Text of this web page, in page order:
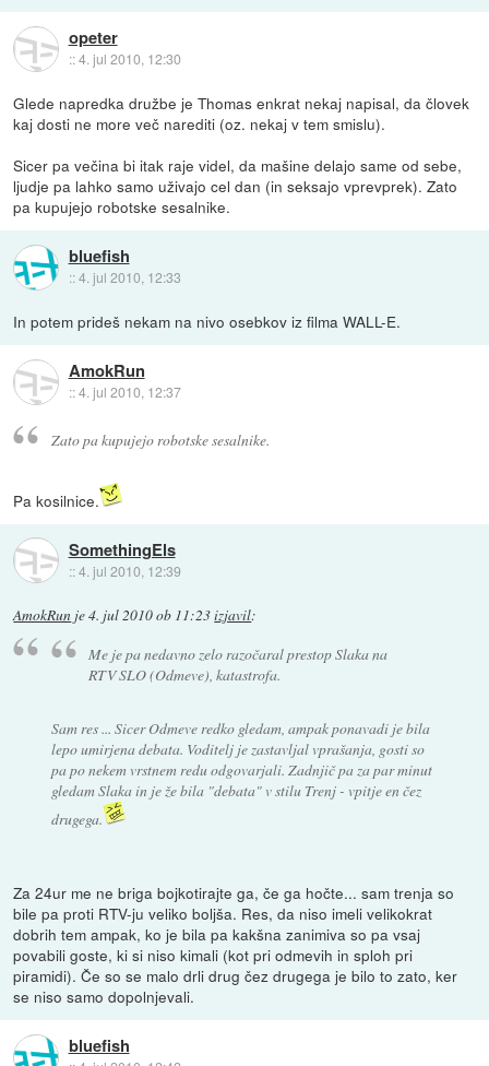
opeter
::4. jul 2010, 12:30
Glede napredka družbe je Thomas enkrat nekaj napisal, da človek
kaj dosti ne more več narediti (oz. nekaj v tem smislu).
Sicer pa večina bi itak raje videl, da mašine delajo same od sebe,
ljudje pa lahko samo uživajo cel dan (in seksajo vprevprek). Zato
pa kupujejo robotske sesalnike.
bluefish
::4. jul 2010, 12:33
In potem prideš nekam na nivo osebkov iz filma WALL-E.
AmokRun
::4. jul 2010, 12:37
Zato pa kupujejo robotske sesalnike.
Pa kosilnice.
SomethingEls
::4. jul 2010, 12:39
AmokRun je4. jul 2010 ob 11:23izjavil:
Me je pa nedavno zelo razočaral prestop Slaka na
RTV SLO (Odmeve), katastrofa.
Sam res ... Sicer Odmeve redko gledam, ampak ponavadi je bila
lepo umirjena debata. Voditelj je zastavljal vprašanja, gosti so
pa po nekem vrstnem redu odgovarjali. Zadnjič pa za par minut
gledam Slaka in je že bila "debata" v stilu Trenj - vpitje en čez
drugega.
Za 24ur me ne briga bojkotirajte ga, če ga hočte... sam trenja so
bile pa proti RTV-ju veliko boljša. Res, da niso imeli velikokrat
dobrih tem ampak, ko je bila pa kakšna zanimiva so pa vsaj
povabili goste, ki si niso kimali (kot pri odmevih in sploh pri
piramidi). Če so se malo drli drug čez drugega je bilo to zato, ker
se niso samo dopolnjevali.
bluefish